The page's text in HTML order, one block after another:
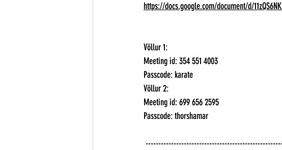
https://docs.google.com/document/d/
Völlur 1:
Meeting id: 354 551 4003
Passcode: karate
Völlur 2:
Meeting id: 699 656 2595
Passcode: thorshamar